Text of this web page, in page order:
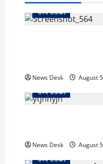
राज्य समाचार
News Desk August
राज्य समाचार
News Desk August
राज्य समाचार